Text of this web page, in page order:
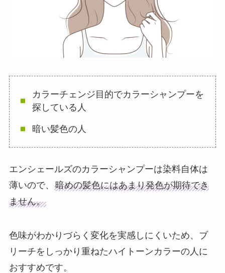
カラーチェンジ目的でカラーシャンプーを
探している人
暗い髪色の人
エンシェールズのカラーシャンプーは染料自体は
薄いので、 暗めの髪色にはあまり発色が期待でき
ません。
色味がわかりづらく変化を実感しにくいため、ブ
リーチをしっかり重ねたハイトーンカラーの人に
おすすめです。